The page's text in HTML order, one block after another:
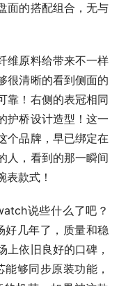
面的搭配组合，无与
维原料给带来不一样
很清晰的看到侧面的
靠！右侧的表冠相同
护桥设计造型！这一
个品牌，早已绑定在
人，看到的那一瞬间
款式！
说些什么了吧？
好几年了，质量和稳
上依旧良好的口碑，
够同步原装功能，